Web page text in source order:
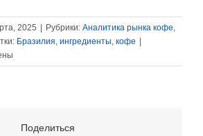
2025 Рубрики: Аналитика рынка кофе,
Бразилия, ингредиенты, кофе
Поделиться